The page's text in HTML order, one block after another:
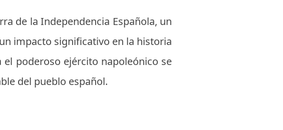
de la Independencia Española, un
impacto significativo en la historia
el poderoso ejército napoleónico se
del pueblo español.